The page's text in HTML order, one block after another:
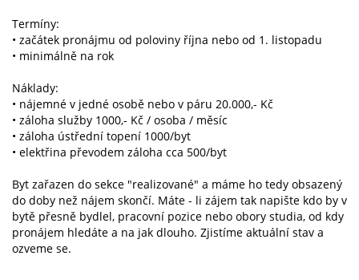
Termíny:
• začátek pronájmu od poloviny října nebo od 1. listopadu
• minimálně na rok
Náklady:
• nájemné v jedné osobě nebo v páru 20.000,- Kč
• záloha služby 1000,- Kč / osoba / měsíc
• záloha ústřední topení 1000/byt
• elektřina převodem záloha cca 500/byt
Byt zařazen do sekce "realizované" a máme ho tedy obsazený
do doby než nájem skončí. Máte - li zájem tak napište kdo by v
bytě přesně bydlel, pracovní pozice nebo obory studia, od kdy
pronájem hledáte a na jak dlouho. Zjistíme aktuální stav a
ozveme se.